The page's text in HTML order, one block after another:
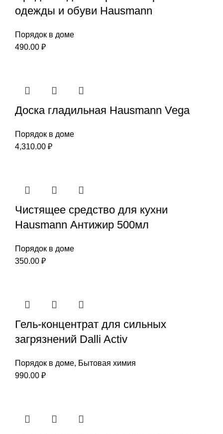
одежды и обуви Hausmann
Порядок в доме
490.00 ₽
Доска гладильная Hausmann Vega
Порядок в доме
4,310.00 ₽
Чистящее средство для кухни
Hausmann Антижир 500мл
Порядок в доме
350.00 ₽
Гель-концентрат для сильных
загрязнений Dalli Activ
Порядок в доме, Бытовая химия
990.00 ₽